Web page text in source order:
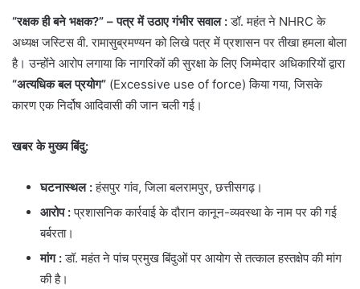
“रक्षक ही बने भक्षक?” – पत्र में उठाए गंभीर सवाल :डॉ. महंत ने NHRC के
अध्यक्ष जस्टिस वी. रामासुब्रमण्यन को लिखे पत्र में प्रशासन पर तीखा हमला बोला
है। उन्होंने आरोप लगाया कि नागरिकों की सुरक्षा के लिए जिम्मेदार अधिकारियों द्वारा
“अत्यधिक बल प्रयोग” (Excessive use of force) किया गया, जिसके
कारण एक निर्दोष आदिवासी की जान चली गई।
खबर के मुख्य बिंदु:
घटनास्थल :हंसपुर गांव, जिला बलरामपुर, छत्तीसगढ़।
आरोप :प्रशासनिक कार्रवाई के दौरान कानून-व्यवस्था के नाम पर की गई
बर्बरता।
मांग :डॉ. महंत ने पांच प्रमुख बिंदुओं पर आयोग से तत्काल हस्तक्षेप की मांग
की है।